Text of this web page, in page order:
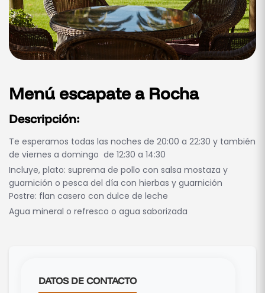
Menú escapate a Rocha
Descripción:
Te esperamos todas las noches de 20:00 a 22:30 y también
de viernes a domingo de 12:30 a 14:30
Incluye, plato: suprema de pollo con salsa mostaza y
guarnición o pesca del día con hierbas y guarnición
Postre: flan casero con dulce de leche
Agua mineral o refresco o agua saborizada
DATOS DE CONTACTO